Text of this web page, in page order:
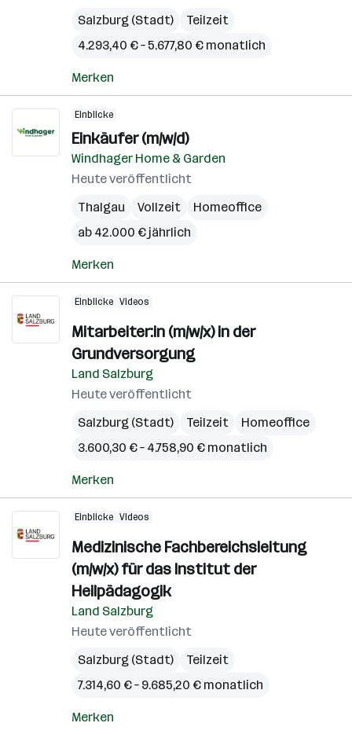
Salzburg (Stadt)
Teilzeit
4.293,40 € – 5.677,80 € monatlich
Merken
Einblicke
Einkäufer (m/w/d)
Windhager Home & Garden
Heute veröffentlicht
Thalgau
Vollzeit
Homeoffice
ab 42.000 € jährlich
Merken
Einblicke Videos
Mitarbeiter:in (m/w/x) in der
Grundversorgung
Land Salzburg
Heute veröffentlicht
Salzburg (Stadt)
Teilzeit
Homeoffice
3.600,30 € – 4.758,90 € monatlich
Merken
Einblicke Videos
Medizinische Fachbereichsleitung
(m/w/x) für das Institut der
Heilpädagogik
Land Salzburg
Heute veröffentlicht
Salzburg (Stadt)
Teilzeit
7.314,60 € – 9.685,20 € monatlich
Merken